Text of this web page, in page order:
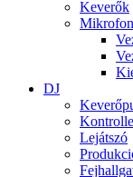
Keverők
Mikrofon
DJ
Lejátszó